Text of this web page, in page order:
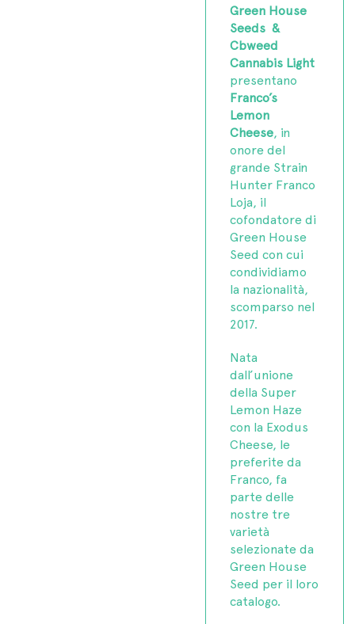
Green House
Seeds &
Cbweed
Cannabis Light
presentano
Franco’s
Lemon
Cheese, in
onore del
grande Strain
Hunter Franco
Loja, il
cofondatore di
Green House
Seed con cui
condividiamo
la nazionalità,
scomparso nel
2017.
Nata
dall’unione
della Super
Lemon Haze
con la Exodus
Cheese, le
preferite da
Franco, fa
parte delle
nostre tre
varietà
selezionate da
Green House
Seed per il loro
catalogo.